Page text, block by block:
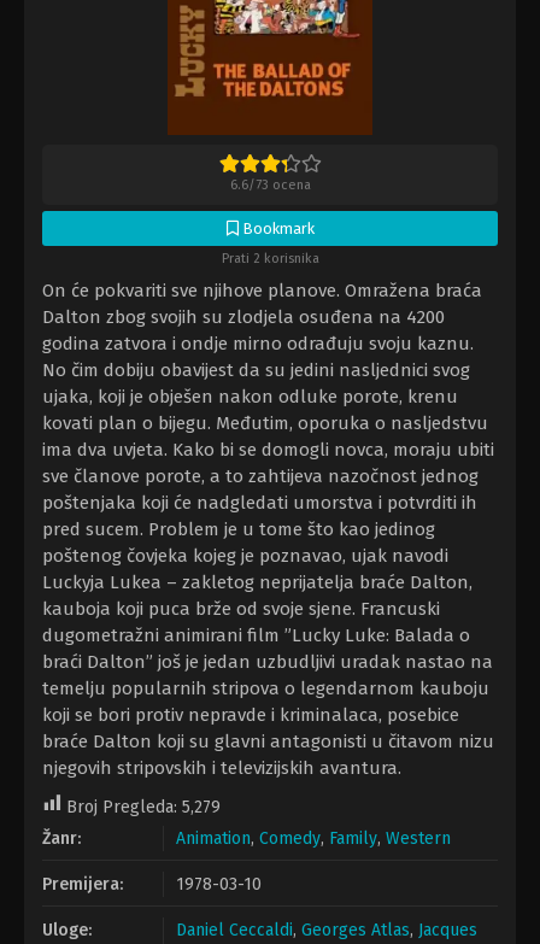
6.6/ 73 ocena
Bookmark
Prati 2 korisnika
On će pokvariti sve njihove planove. Omražena braća
Dalton zbog svojih su zlodjela osuđena na 4200
godina zatvora i ondje mirno odrađuju svoju kaznu.
No čim dobiju obavijest da su jedini nasljednici svog
ujaka, koji je obješen nakon odluke porote, krenu
kovati plan o bijegu. Međutim, oporuka o nasljedstvu
ima dva uvjeta. Kako bi se domogli novca, moraju ubiti
sve članove porote, a to zahtijeva nazočnost jednog
poštenjaka koji će nadgledati umorstva i potvrditi ih
pred sucem. Problem je u tome što kao jedinog
poštenog čovjeka kojeg je poznavao, ujak navodi
Luckyja Lukea – zakletog neprijatelja braće Dalton,
kauboja koji puca brže od svoje sjene. Francuski
dugometražni animirani film ”Lucky Luke: Balada o
braći Dalton” još je jedan uzbudljivi uradak nastao na
temelju popularnih stripova o legendarnom kauboju
koji se bori protiv nepravde i kriminalaca, posebice
braće Dalton koji su glavni antagonisti u čitavom nizu
njegovih stripovskih i televizijskih avantura.
Broj Pregleda: 5,279
Žanr:
Animation, Comedy, Family, Western
Premijera: 1978-03-10
Uloge: Daniel Ceccaldi, Georges Atlas, Jacques